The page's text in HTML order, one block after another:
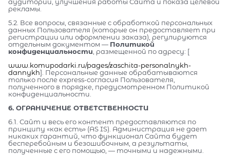
рекламы.
5.2. Все вопросы, связанные с обработкой персональных
данных Пользователя (которые он предоставляет при
регистрации или оформлении заказа), регулируются
отдельным документом — Политикой
конфиденциальности , размещенной по адресу: [
www.komupodarki.ru/pages/zaschita-personalnykh-
dannykh]. Персональные данные обрабатываются
только после express-согласия Пользователя,
полученного в порядке, предусмотренном Политикой
конфиденциальности.
6. ОГРАНИЧЕНИЕ ОТВЕТСТВЕННОСТИ
6.1. Сайт и весь его контент предоставляются по
принципу «как есть» (AS IS). Администрация не дает
никаких гарантий, что функционал Сайта будет
бесперебойным и безошибочным, а результаты,
полученные с его помощью, — точными и надежными.